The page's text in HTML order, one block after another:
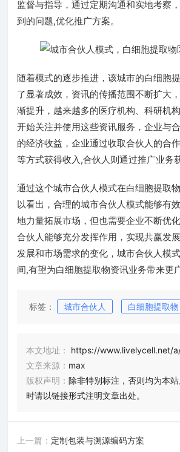
监督与指导，通过定期沟通和实地考察
到的问题,优化推广方案。
随着模式的逐步推进，该城市的白细胞
了显著成效，资讯的传播范围不断扩大
渐提升，越来越多的医疗机构、科研机
开始关注并使用这些资讯服务，企业与
的经济收益，企业通过收取合伙人的合
等方式获得收入,合伙人则通过推广业务
通过这个城市合伙人模式在白细胞提取
以看出，合理的城市合伙人模式能够有
地力量拓展市场，但也需要企业不断优
合伙人能够充分发挥作用，实现共赢发
发展和市场需求的变化，城市合伙人模
间,有望为白细胞提取物资讯业务带来更
标签： 城市合伙人 白细胞提取物
本文地址：
https://www.livelycell.net/
文章来源： max
版权声明： 除非特别标注，否则均为本
时请以链接形式注明文章出处。
上一篇： 定制包装与溯源编码方案